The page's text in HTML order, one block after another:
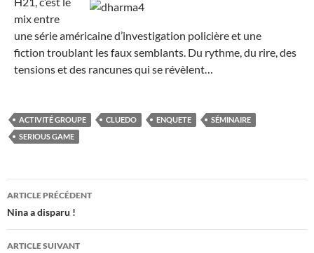
mix entre
une série américaine d’investigation policière et une
fiction troublant les faux semblants. Du rythme, du rire, des
tensions et des rancunes qui se révèlent…
ACTIVITÉ GROUPE CLUEDO ENQUETE
SÉMINAIRE
SERIOUS GAME
Navigation
des
articles
ARTICLE PRÉCÉDENT
Nina a disparu !
ARTICLE SUIVANT